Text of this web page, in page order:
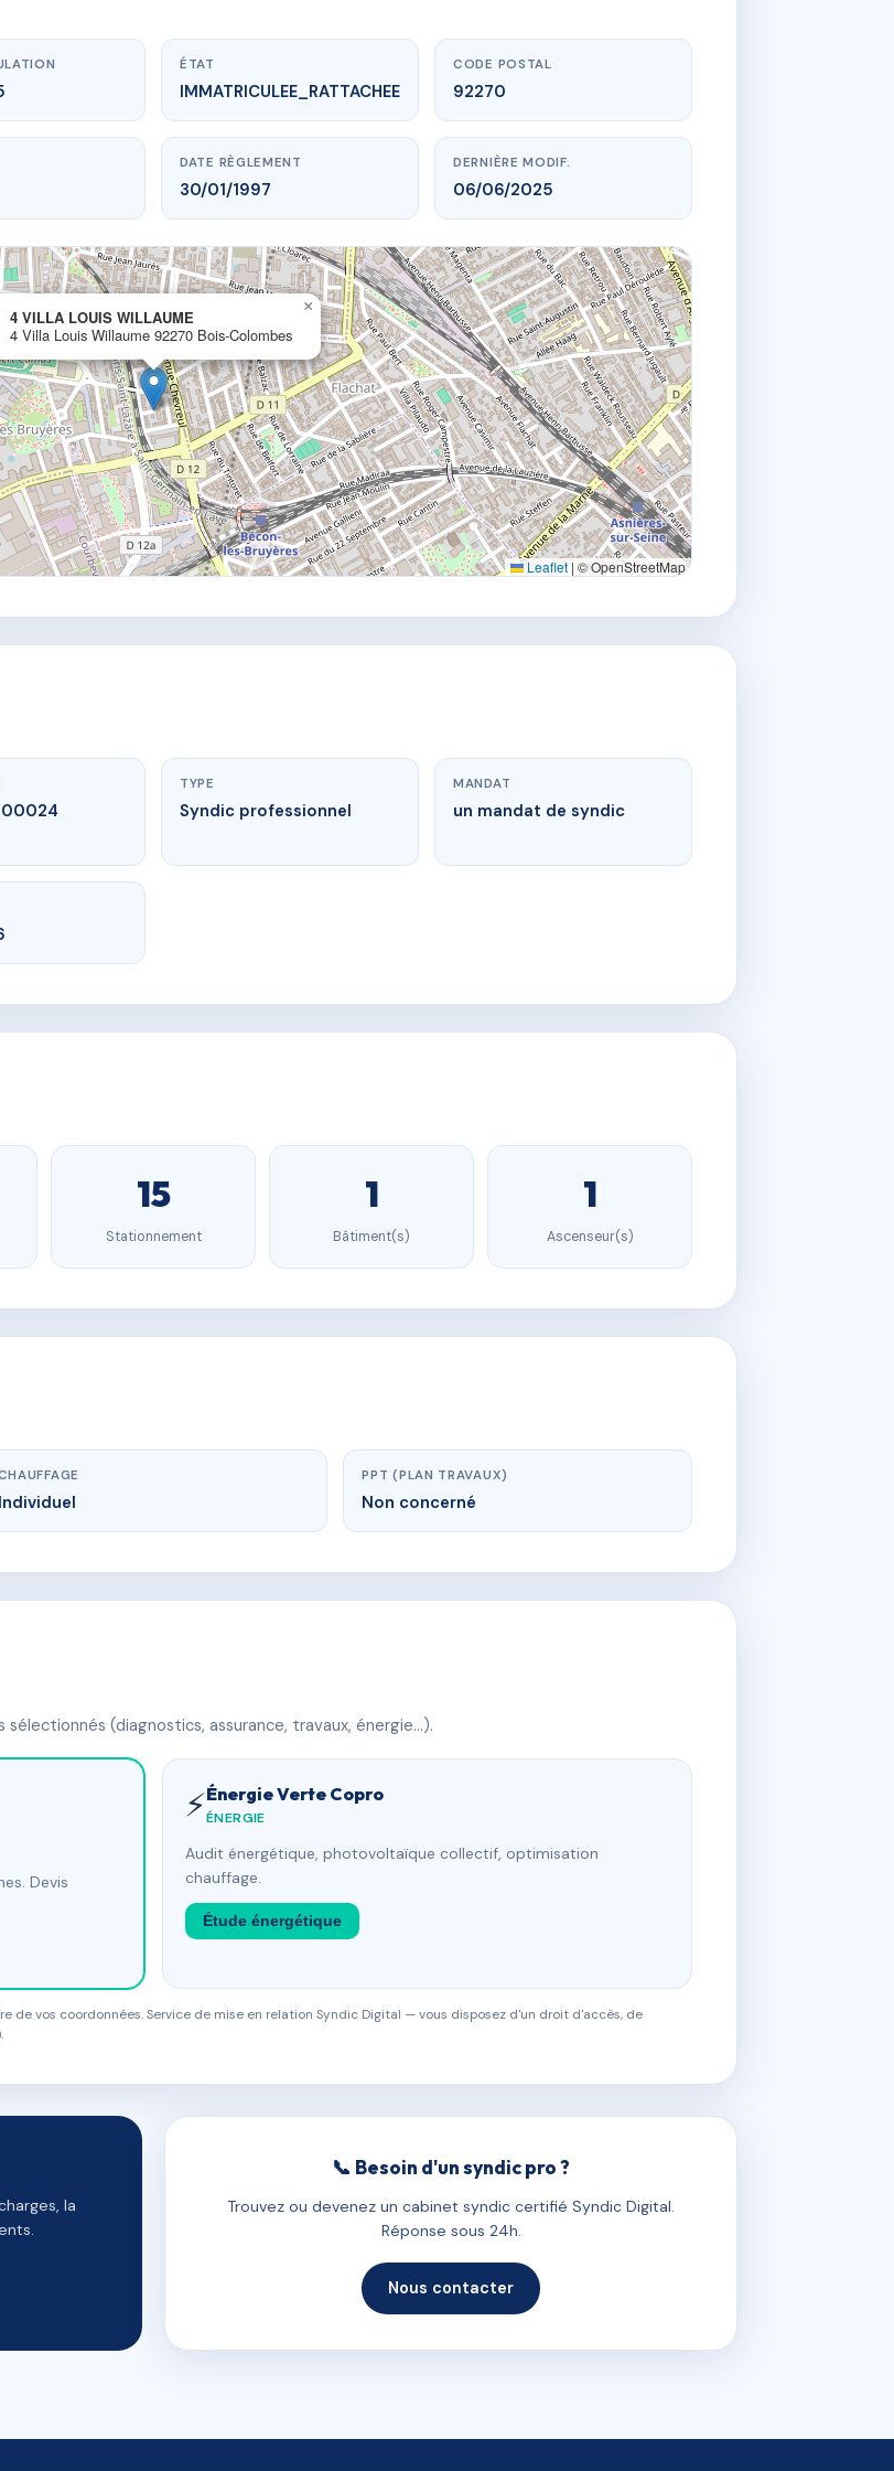
Bois-Colombes
ÉTAT
IMMATRICULEE_RATTACHEE
CODE POSTAL
92270
DATE RÈGLEMENT
30/01/1997
DERNIÈRE MODIF.
06/06/2025
4 VILLA LOUIS WILLAUME
4 Villa Louis Willaume 92270 Bois-Colombes
×
Leaflet | © OpenStreetMap
TYPE
Syndic professionnel
MANDAT
un mandat de syndic
15
Stationnement
1
Bâtiment(s)
1
Ascenseur(s)
Individuel
PPT (PLAN TRAVAUX)
Non concerné
(diagnostics, assurance, travaux, énergie…).
Devis
⚡Énergie Verte Copro
ÉNERGIE
Audit énergétique, photovoltaïque collectif, optimisation
chauffage.
Étude énergétique
de vos coordonnées. Service de mise en relation Syndic Digital — vous disposez d'un droit d'accès, de
la
📞 Besoin d'un syndic pro ?
Trouvez ou devenez un cabinet syndic certifié Syndic Digital.
Réponse sous 24h.
Nous contacter